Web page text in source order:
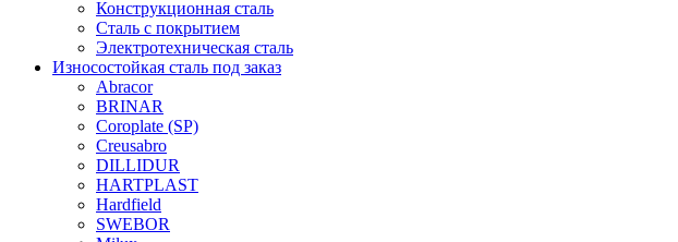
Конструкционная сталь
Сталь с покрытием
Электротехническая сталь
Износостойкая сталь под заказ
Abracor
BRINAR
Coroplate (SP)
Creusabro
DILLIDUR
HARTPLAST
Hardfield
SWEBOR